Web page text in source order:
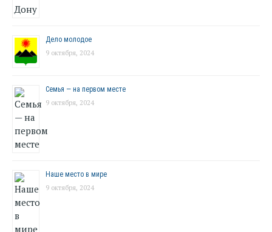
Дело молодое
9 октября, 2024
Семья — на первом месте
9 октября, 2024
Наше место в мире
9 октября, 2024